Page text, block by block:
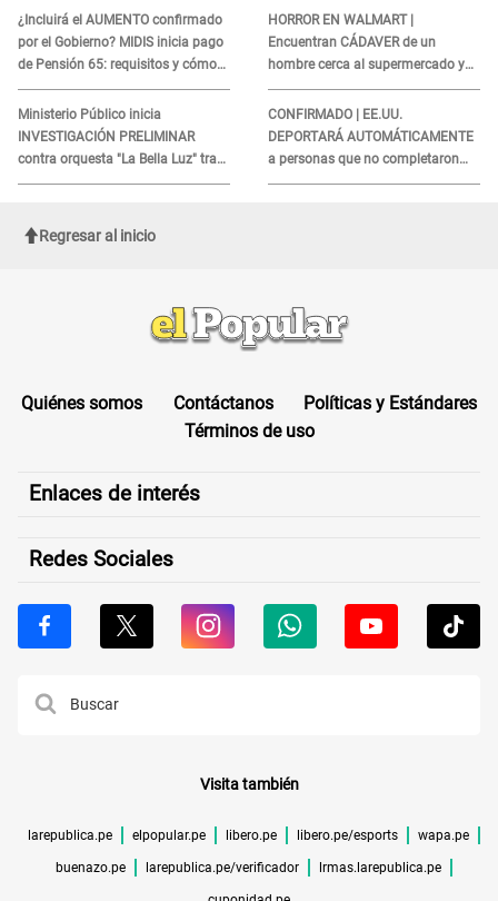
¿Incluirá el AUMENTO confirmado
por el Gobierno? MIDIS inicia pago
de Pensión 65: requisitos y cómo
obtener el beneficio economico
Ministerio Público inicia
INVESTIGACIÓN PRELIMINAR
contra orquesta "La Bella Luz" tras
DENUNCIA de Naldy Saldaña
HORROR EN WALMART |
Encuentran CÁDAVER de un
hombre cerca al supermercado y
esto reveló la autopsia que le
realizaron
CONFIRMADO | EE.UU.
DEPORTARÁ AUTOMÁTICAMENTE
a personas que no completaron
este formulario clave
Regresar al inicio
Quiénes somos Contáctanos
Políticas y Estándares
Términos de uso
Enlaces de interés
Redes Sociales
Visita también
larepublica.pe elpopular.pe libero.pe libero.pe/esports wapa.pe
buenazo.pe larepublica.pe/verificador lrmas.larepublica.pe